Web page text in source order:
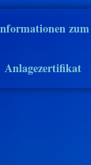
zum
Anlagezertifikat